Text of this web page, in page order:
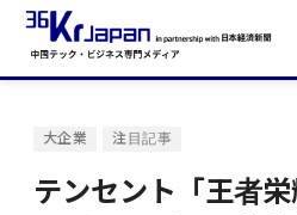
大企業 注目記事
テンセント「王者